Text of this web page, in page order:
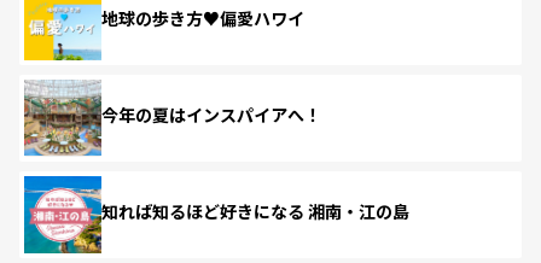
地球の歩き方♥偏愛ハワイ
今年の夏はインスパイアへ！
知れば知るほど好きになる 湘南・江の島